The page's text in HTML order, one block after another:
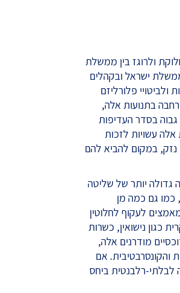
ולרוגז בין ממשלת
ישראל ובקהלים
פלורליזם
בתנועות אלה,
גבוה בסדר העדיפות
עשויות לזכות
נזק, במקום להביא להם
גדולה יותר של שליטה
כמו גם כמה מן
לעקוף לחלוטין
כגון נישואין, כשרות
מודרנים אלה,
והקונסרבטיבית. אם
לבלתי-רלבנטית ביחס